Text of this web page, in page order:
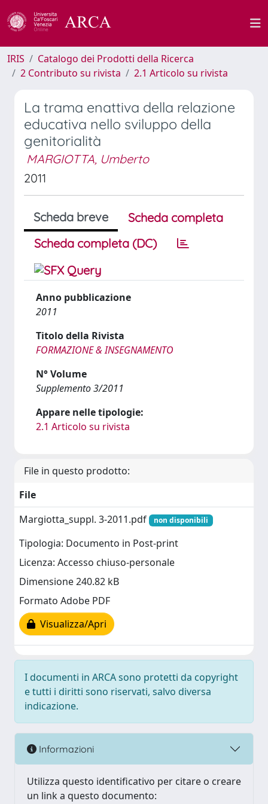
IRIS
Catalogo dei Prodotti della Ricerca
2 Contributo su rivista
2.1 Articolo su rivista
La trama enattiva della relazione
educativa nello sviluppo della
genitorialità
MARGIOTTA, Umberto
2011
Scheda breve
Scheda completa
Scheda completa (DC)
Anno pubblicazione
2011
Titolo della Rivista
FORMAZIONE & INSEGNAMENTO
N° Volume
Supplemento 3/2011
Appare nelle tipologie:
2.1 Articolo su rivista
File in questo prodotto:
File
Margiotta_suppl. 3-2011.pdf
non disponibili
Tipologia: Documento in Post-print
Licenza: Accesso chiuso-personale
Dimensione 240.82 kB
Formato Adobe PDF
Visualizza/Apri
I documenti in ARCA sono protetti da copyright
e tutti i diritti sono riservati, salvo diversa
indicazione.
Informazioni
Utilizza questo identificativo per citare o creare
un link a questo documento: